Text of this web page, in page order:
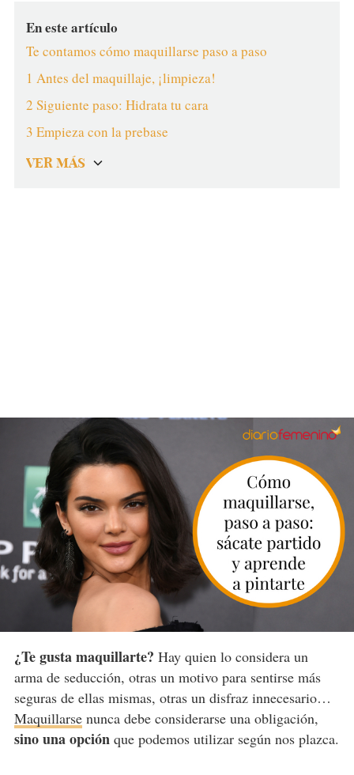
En este artículo
Te contamos cómo maquillarse paso a paso
1 Antes del maquillaje, ¡limpieza!
2 Siguiente paso: Hidrata tu cara
3 Empieza con la prebase
¿Te gusta maquillarte? Hay quien lo considera un
arma de seducción, otras un motivo para sentirse más
seguras de ellas mismas, otras un disfraz innecesario…
Maquillarsenunca debe considerarse una obligación,
sino una opción que podemos utilizar según nos plazca.